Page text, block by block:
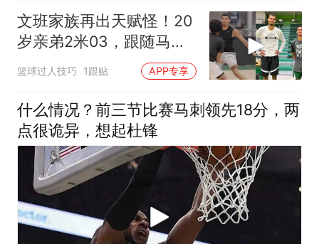
文班家族再出天赋怪！20
岁亲弟2米03，跟随马刺
合练冲NBA
篮球过人技巧 1跟贴 APP专享
什么情况？前三节比赛马刺领先18分，两
点很诡异，想起杜锋